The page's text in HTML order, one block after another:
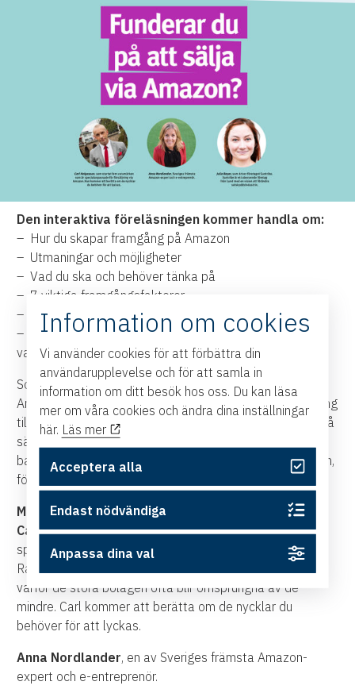
Den interaktiva föreläsningen kommer handla om:
– Hur du skapar framgång på Amazon
– Utmaningar och möjligheter
– Vad du ska och behöver tänka på
– 7 viktiga framgångsfaktorer
– Är Amazon din bästa vän eller fiende?
– Varför de stora bolagen misslyckas och de små egna
varumärkena lyckas
Som bonus vävs in hur du kan se tomrum att fylla inom
Amazon, det vill säga nyttja den data Amazon ger tillgång
till för att se hur och vad som kan bli framgångsrikt. På så
sätt kan man bygga varumärken och välja produkter
baserat på vad Amazons data visar gällande efterfrågan,
försäljningsvolymer och konkurrens.
Medverkande:
Carl Helgesson, som startat fem varumärken som är
specialanpassade för försäljning via Amazon driver idag
Rankona Mazon och vet hur du lyckas på Amazon och
varför de stora bolagen ofta blir omsprungna av de
mindre. Carl kommer att berätta om de nycklar du
behöver för att lyckas.
Anna Nordlander, en av Sveriges främsta Amazon-
expert och e-entreprenör.
Information om cookies
Vi använder cookies för att förbättra din
användarupplevelse och för att samla in
information om ditt besök hos oss. Du kan läsa
mer om våra cookies och ändra dina inställningar
här. Läs mer
Acceptera alla
Endast nödvändiga
Anpassa dina val